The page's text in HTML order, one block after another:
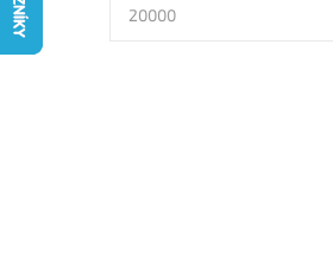
20000